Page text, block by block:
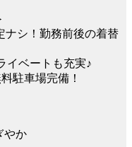
シ！勤務前後の着替
イベートも充実♪
駐車場完備！
か